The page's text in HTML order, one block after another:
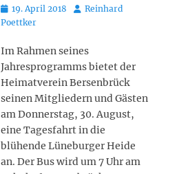
Posted
on
19. April 2018 AutorReinhard
Poettker
Im Rahmen seines
Jahresprogramms bietet der
Heimatverein Bersenbrück
seinen Mitgliedern und Gästen
am Donnerstag, 30. August,
eine Tagesfahrt in die
blühende Lüneburger Heide
an. Der Bus wird um 7 Uhr am